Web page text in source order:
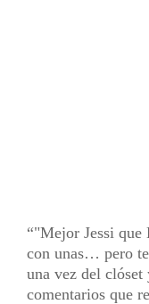
"Mejor Jessi que
con unas… pero
una vez del
comentarios que